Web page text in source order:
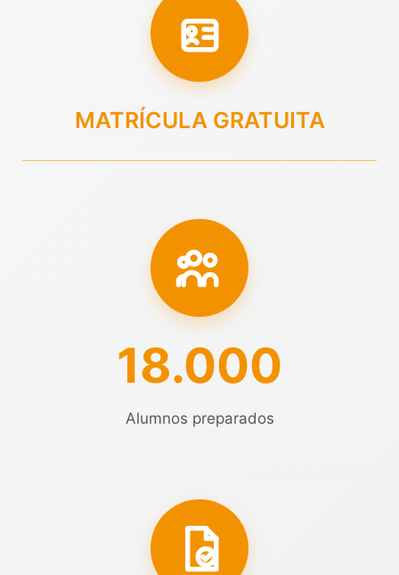
MATRÍCULA GRATUITA
18.000
Alumnos preparados